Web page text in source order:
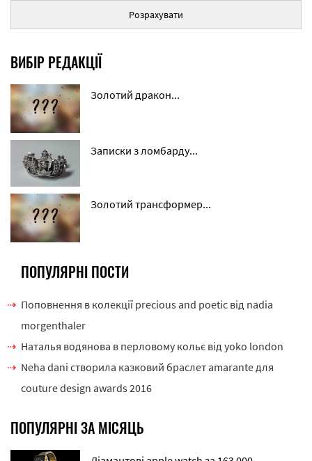
Розрахувати
ВИБІР РЕДАКЦІЇ
Золотий дракон...
Записки з ломбарду...
Золотий трансформер...
ПОПУЛЯРНІ ПОСТИ
Поповнення в колекції precious and poetic від nadia
morgenthaler
Наталья водянова в перловому кольє від yoko london
Neha dani створила казковий браслет amarante для
couture design awards 2016
ПОПУЛЯРНІ ЗА МІСЯЦЬ